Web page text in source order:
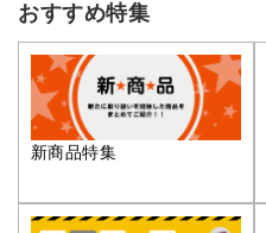
おすすめ特集
新商品特集